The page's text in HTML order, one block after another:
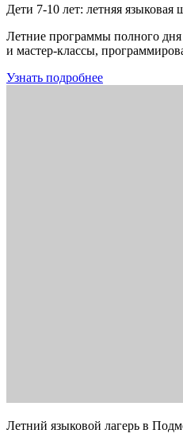
Дети 7-10 лет: летняя языковая
Летние программы полного
и мастер-классы,
Узнать подробнее
Летний языковой лагерь в